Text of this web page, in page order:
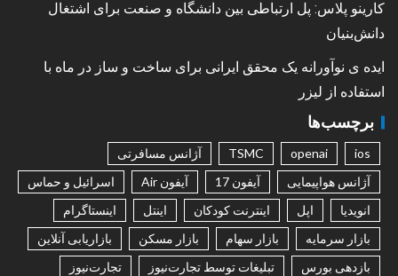
کارینو پلاس: پل ارتباطی بین دانشگاه و صنعت برای اشتغال
دانش‌بنیان
ایده ی نوآورانه یک محقق ایرانی برای ساخت و ساز در ماه با
استفاده از لیزر
برچسب‌ها
ios
openai
TSMC
آژانس مسافرتی
آژانس هواپیمایی
آیفون 17 آیفون Air
اسرائیل و حماس
انویدیا
اپل اینترنت کودکان اینتل
اینستاگرام
بازار سرمایه
بازار سهام بازار مسکن
بازاریابی آنلاین
بازدهی بورس
تبلیغات توسط تجارت‌نیوز
تجارت‌نیوز